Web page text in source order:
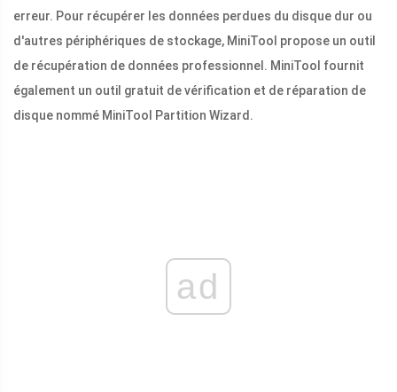
erreur. Pour récupérer les données perdues du disque dur ou
d'autres périphériques de stockage, MiniTool propose un outil
de récupération de données professionnel. MiniTool fournit
également un outil gratuit de vérification et de réparation de
disque nommé MiniTool Partition Wizard.
ad